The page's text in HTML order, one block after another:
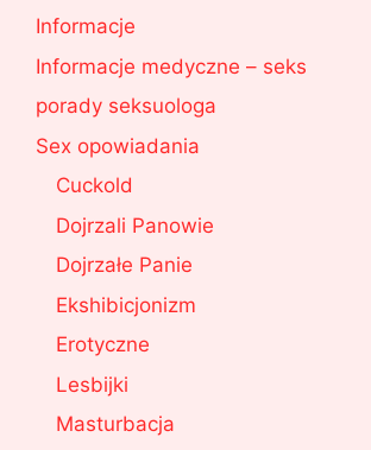
Informacje
Informacje medyczne – seks
porady seksuologa
Sex opowiadania
Cuckold
Dojrzali Panowie
Dojrzałe Panie
Ekshibicjonizm
Erotyczne
Lesbijki
Masturbacja